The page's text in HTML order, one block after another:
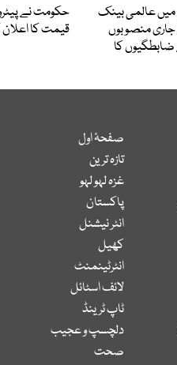
میں عالمی بینک
منصوبوں
ضابطگیوں کا
حکومت نے
قیمت کا اعلان
صفحۂ اول
تازہ ترین
غزہ لہو لہو
پاکستان
انٹر نیشنل
کھیل
انٹرٹینمنٹ
لائف اسٹائل
ٹاپ ٹرینڈ
دلچسپ و عجیب
صحت